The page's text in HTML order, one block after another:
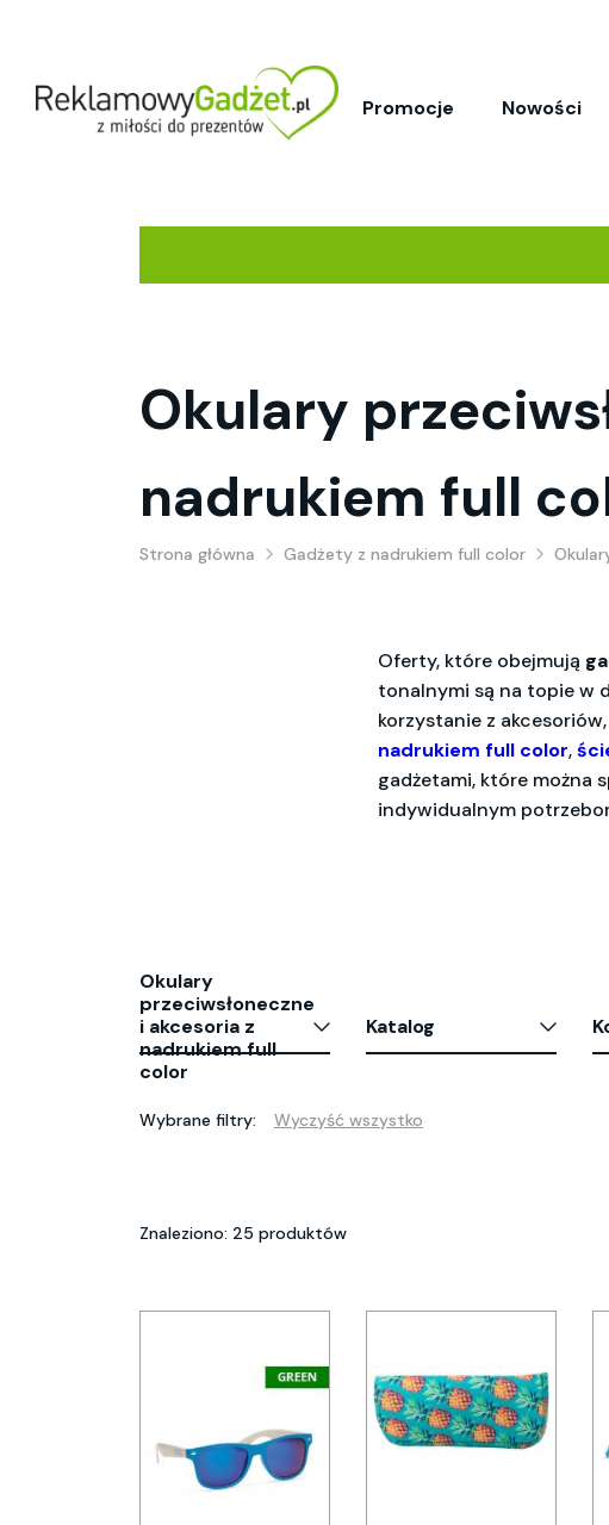
Promocje Nowości
Okulary
nadrukiem full
Strona główna Gadżety z nadrukiem full color
Oferty, które obejmują
tonalnymi są na topie w
korzystanie z
nadrukiem full color,
gadżetami, które można
indywidualnym
Okulary
przeciwsłoneczne
i akcesoria z
nadrukiem full
color
Katalog
Wybrane filtry: Wyczyść wszystko
Znaleziono: 25 produktów